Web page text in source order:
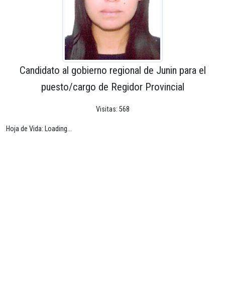
Candidato al gobierno regional de Junin para el
puesto/cargo de Regidor Provincial
Visitas: 568
Hoja de Vida: Loading...